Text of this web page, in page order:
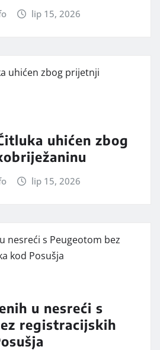
lip 15, 2026
uhićen zbog
lip 15, 2026
u nesreći s
registracijskih